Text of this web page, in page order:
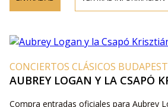
CONCIERTOS CLÁSICOS BUDAPEST
AUBREY LOGAN Y LA CSAPÓ
Compra entradas oficiales para Aubrey